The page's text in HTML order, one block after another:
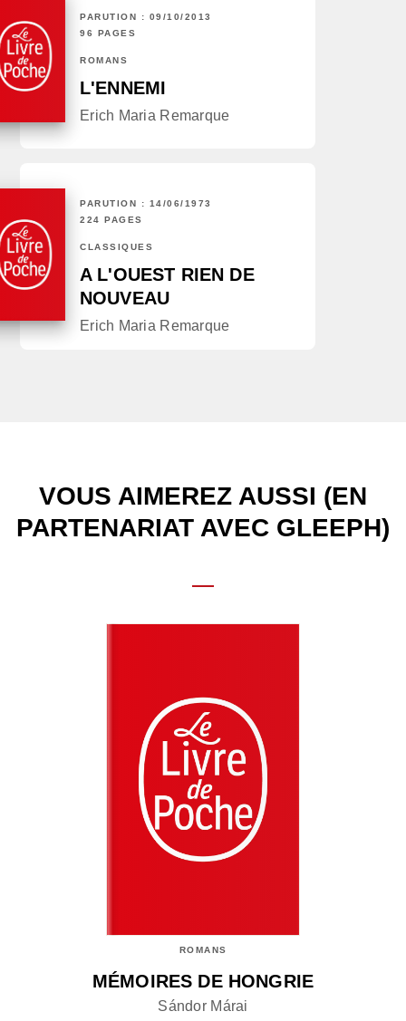
PARUTION : 09/10/2013
96 PAGES
ROMANS
L'ENNEMI
Erich Maria Remarque
PARUTION : 14/06/1973
224 PAGES
CLASSIQUES
A L'OUEST RIEN DE
NOUVEAU
Erich Maria Remarque
VOUS AIMEREZ AUSSI (EN
PARTENARIAT AVEC GLEEPH)
ROMANS
MÉMOIRES DE HONGRIE
Sándor Márai